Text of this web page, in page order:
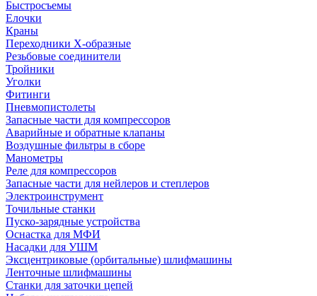
Быстросъемы
Елочки
Краны
Переходники Х-образные
Резьбовые соединители
Тройники
Уголки
Фитинги
Пневмопистолеты
Запасные части для компрессоров
Аварийные и обратные клапаны
Воздушные фильтры в сборе
Манометры
Реле для компрессоров
Запасные части для нейлеров и степлеров
Электроинструмент
Точильные станки
Пуско-зарядные устройства
Оснастка для МФИ
Насадки для УШМ
Эксцентриковые (орбитальные) шлифмашины
Ленточные шлифмашины
Станки для заточки цепей